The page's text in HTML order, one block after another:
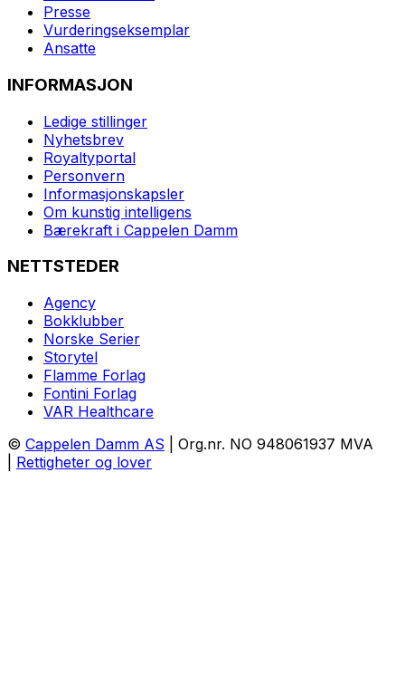
Presse
Vurderingseksemplar
Ansatte
INFORMASJON
Ledige stillinger
Nyhetsbrev
Royaltyportal
Personvern
Informasjonskapsler
Om kunstig intelligens
Bærekraft i Cappelen Damm
NETTSTEDER
Agency
Bokklubber
Norske Serier
Storytel
Flamme Forlag
Fontini Forlag
VAR Healthcare
© Cappelen Damm AS | Org.nr. NO 948061937 MVA
Rettigheter og lover